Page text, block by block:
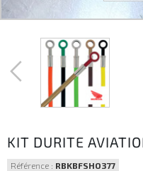
KIT DURITE
Référence : RBKBFSHO377